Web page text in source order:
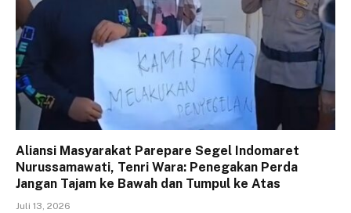
Aliansi Masyarakat Parepare Segel Indomaret
Nurussamawati, Tenri Wara: Penegakan Perda
Jangan Tajam ke Bawah dan Tumpul ke Atas
Juli 13, 2026